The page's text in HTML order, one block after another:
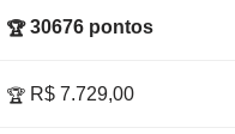
🏆30676 pontos
🏆 R$ 7.729,00